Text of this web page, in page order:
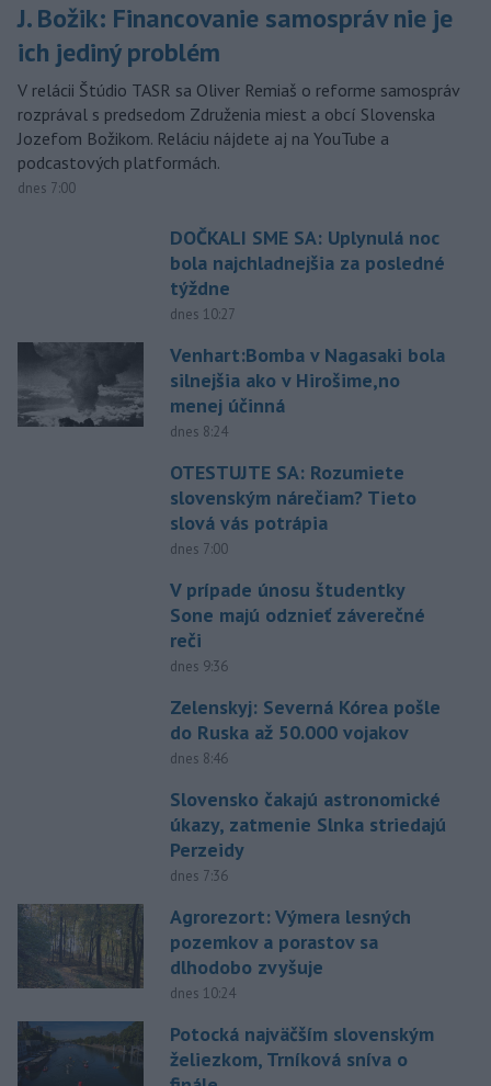
J. Božik: Financovanie samospráv nie je
ich jediný problém
V relácii Štúdio TASR sa Oliver Remiaš o reforme samospráv
rozprával s predsedom Združenia miest a obcí Slovenska
Jozefom Božikom. Reláciu nájdete aj na YouTube a
podcastových platformách.
dnes 7:00
DOČKALI SME SA: Uplynulá noc
bola najchladnejšia za posledné
týždne
dnes 10:27
Venhart:Bomba v Nagasaki bola
silnejšia ako v Hirošime,no
menej účinná
dnes 8:24
OTESTUJTE SA: Rozumiete
slovenským nárečiam? Tieto
slová vás potrápia
dnes 7:00
V prípade únosu študentky
Sone majú odznieť záverečné
reči
dnes 9:36
Zelenskyj: Severná Kórea pošle
do Ruska až 50.000 vojakov
dnes 8:46
Slovensko čakajú astronomické
úkazy, zatmenie Slnka striedajú
Perzeidy
dnes 7:36
Agrorezort: Výmera lesných
pozemkov a porastov sa
dlhodobo zvyšuje
dnes 10:24
Potocká najväčším slovenským
želiezkom, Trníková sníva o